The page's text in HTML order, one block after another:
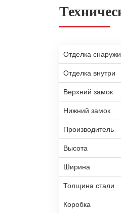
Отделка снаружи
Отделка внутри
Верхний замок
Нижний замок
Производитель
Высота
Ширина
Толщина стали
Коробка